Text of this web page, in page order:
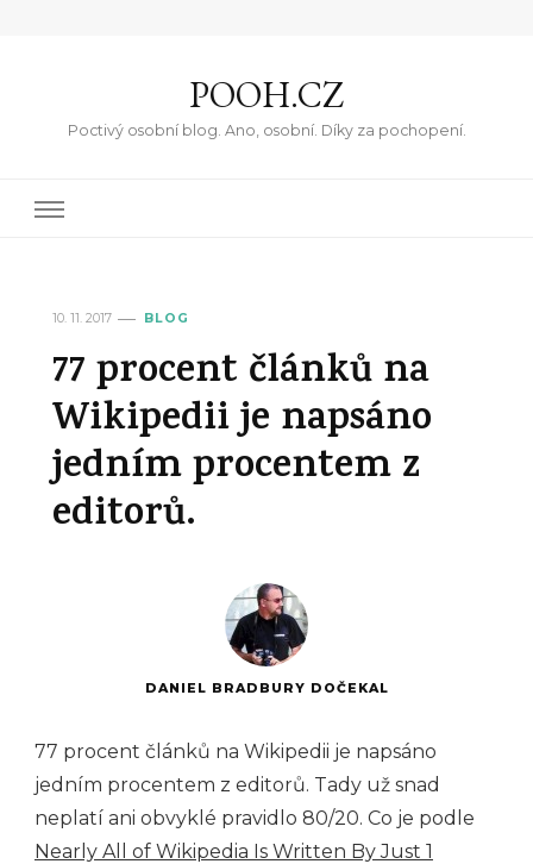
POOH.CZ
Poctivý osobní blog. Ano, osobní. Díky za pochopení.
10. 11. 2017 BLOG
77 procent článků na
Wikipedii je napsáno
jedním procentem z
editorů.
DANIEL BRADBURY DOČEKAL
77 procent článků na Wikipedii je napsáno
jedním procentem z editorů. Tady už snad
neplatí ani obvyklé pravidlo 80/20. Co je podle
Nearly All of Wikipedia Is Written By Just 1